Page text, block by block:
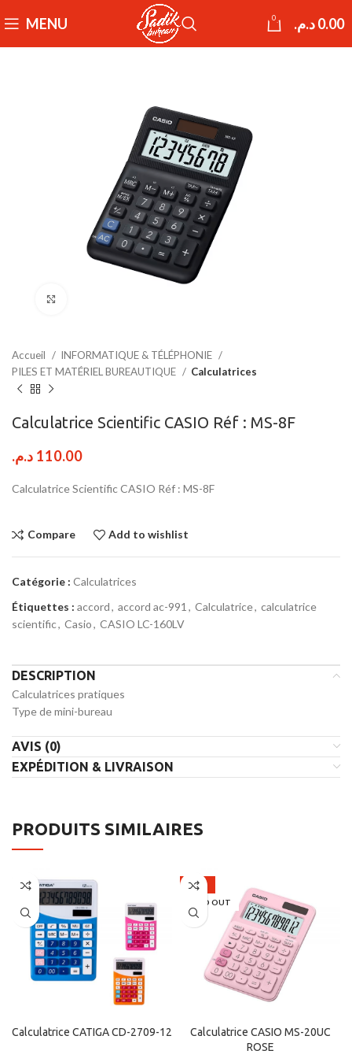
MENU 0 0.00د.م.
Accueil
INFORMATIQUE & TÉLÉPHONIE
PILES ET MATÉRIEL BUREAUTIQUE
Calculatrices
Calculatrice Scientific CASIO Réf : MS-8F
110.00 د.م.
Calculatrice Scientific CASIO Réf : MS-8F
Compare Add to wishlist
Catégorie : Calculatrices
Étiquettes : accord, accord ac-991 , Calculatrice, calculatrice
scientific, Casio, CASIO LC-160LV
DESCRIPTION
Calculatrices pratiques
Type de mini-bureau
AVIS (0)
EXPÉDITION & LIVRAISON
PRODUITS SIMILAIRES
Calculatrice CATIGA CD-2709-12
-33%
SOLD OUT
Calculatrice CASIO MS-20UC
ROSE